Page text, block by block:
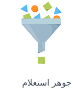
جوهر استعلام